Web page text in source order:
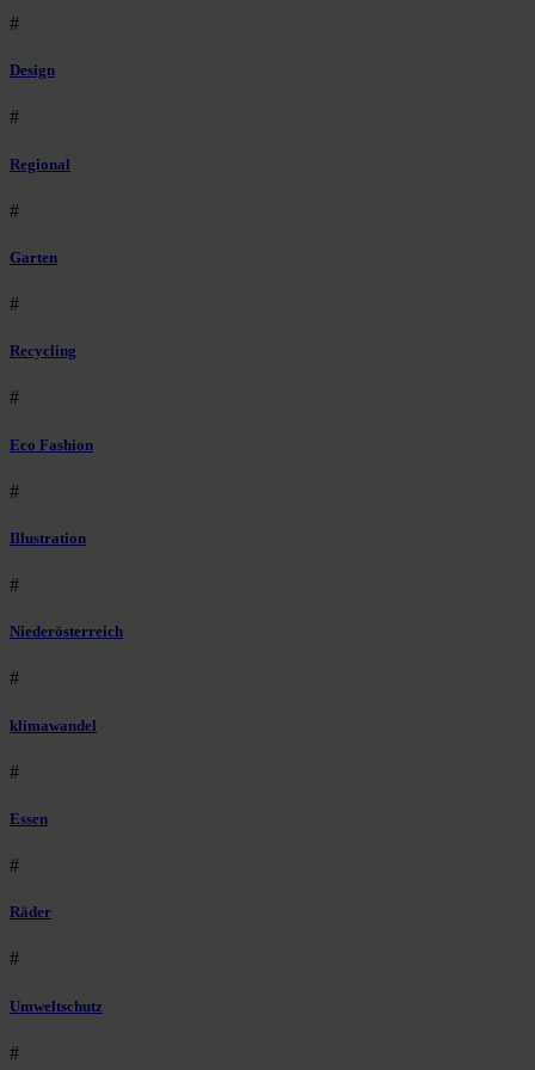
#
Design
#
Regional
#
Garten
#
Recycling
#
Eco Fashion
#
Illustration
#
Niederösterreich
#
klimawandel
#
Essen
#
Räder
#
Umweltschutz
#